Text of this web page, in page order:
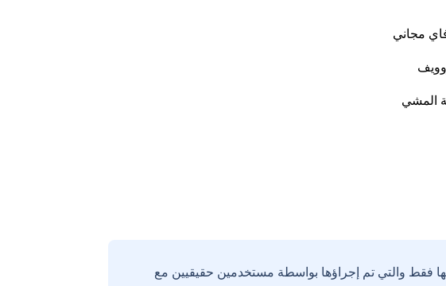
مجاني
المشي
فقط والتي تم إجراؤها بواسطة مستخدمين حقيقيين مع